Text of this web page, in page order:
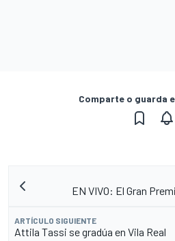
Comparte o guarda
EN VIVO: El Gran
ARTÍCULO SIGUIENTE
Attila Tassi se gradúa en Vila Real